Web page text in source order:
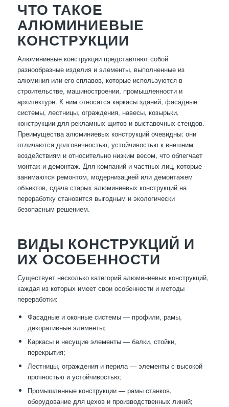
ЧТО ТАКОЕ
АЛЮМИНИЕВЫЕ
КОНСТРУКЦИИ
Алюминиевые конструкции представляют собой
разнообразные изделия и элементы, выполненные из
алюминия или его сплавов, которые используются в
строительстве, машиностроении, промышленности и
архитектуре. К ним относятся каркасы зданий, фасадные
системы, лестницы, ограждения, навесы, козырьки,
конструкции для рекламных щитов и выставочных стендов.
Преимущества алюминиевых конструкций очевидны: они
отличаются долговечностью, устойчивостью к внешним
воздействиям и относительно низким весом, что облегчает
монтаж и демонтаж. Для компаний и частных лиц, которые
занимаются ремонтом, модернизацией или демонтажем
объектов, сдача старых алюминиевых конструкций на
переработку становится выгодным и экологически
безопасным решением.
ВИДЫ КОНСТРУКЦИЙ И
ИХ ОСОБЕННОСТИ
Существует несколько категорий алюминиевых конструкций,
каждая из которых имеет свои особенности и методы
переработки:
Фасадные и оконные системы — профили, рамы,
декоративные элементы;
Каркасы и несущие элементы — балки, стойки,
перекрытия;
Лестницы, ограждения и перила — элементы с высокой
прочностью и устойчивостью;
Промышленные конструкции — рамы станков,
оборудование для цехов и производственных линий;